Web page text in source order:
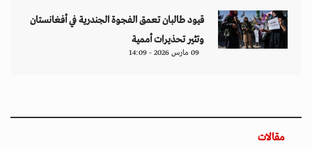
قيود طالبان تعمق الفجوة الجندرية في أفغانستان
وتثير تحذيرات أممية
09 مارس 2026 - 14:09
مقالات